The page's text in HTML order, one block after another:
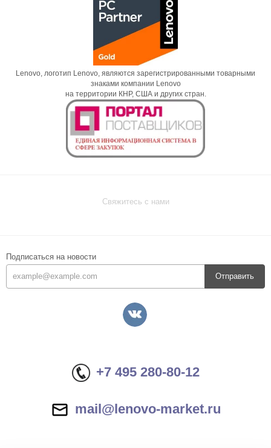
Lenovo, логотип Lenovo, являются зарегистрированными товарными
знаками компании Lenovo
на территории КНР, США и других стран.
Свяжитесь с нами
Подписаться на новости
Отправить
+7 495 280-80-12
mail@lenovo-market.ru